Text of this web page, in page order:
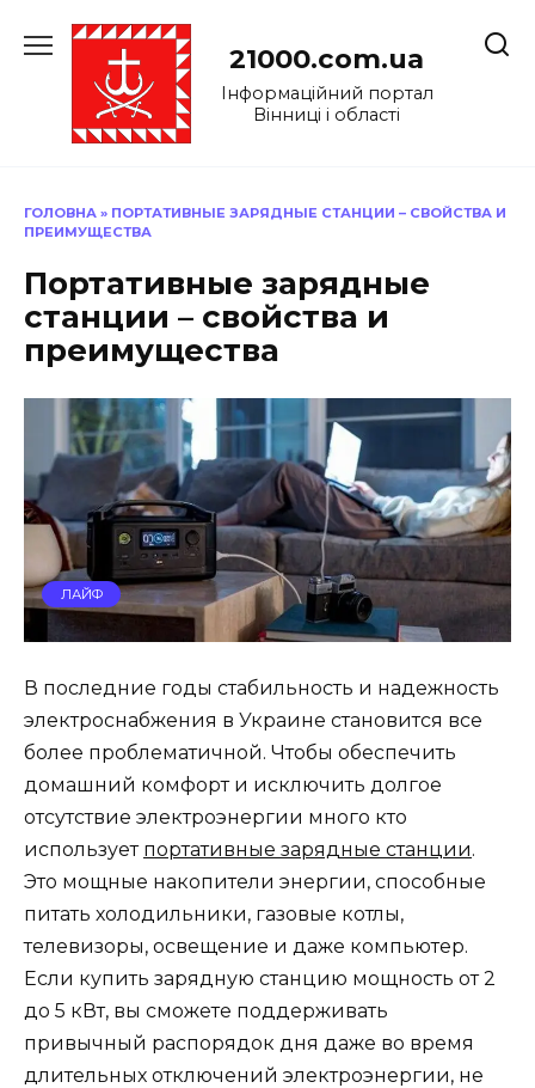
до
21000.com.ua
Інформаційний портал
Вінниці і області
ГОЛОВНА » ПОРТАТИВНЫЕ ЗАРЯДНЫЕ СТАНЦИИ – СВОЙСТВА И
ПРЕИМУЩЕСТВА
Портативные зарядные
станции – свойства и
преимущества
ЛАЙФ
В последние годы стабильность и надежность
электроснабжения в Украине становится все
более проблематичной. Чтобы обеспечить
домашний комфорт и исключить долгое
отсутствие электроэнергии много кто
использует портативные зарядные станции.
Это мощные накопители энергии, способные
питать холодильники, газовые котлы,
телевизоры, освещение и даже компьютер.
Если купить зарядную станцию мощность от 2
до 5 кВт, вы сможете поддерживать
привычный распорядок дня даже во время
длительных отключений электроэнергии, не